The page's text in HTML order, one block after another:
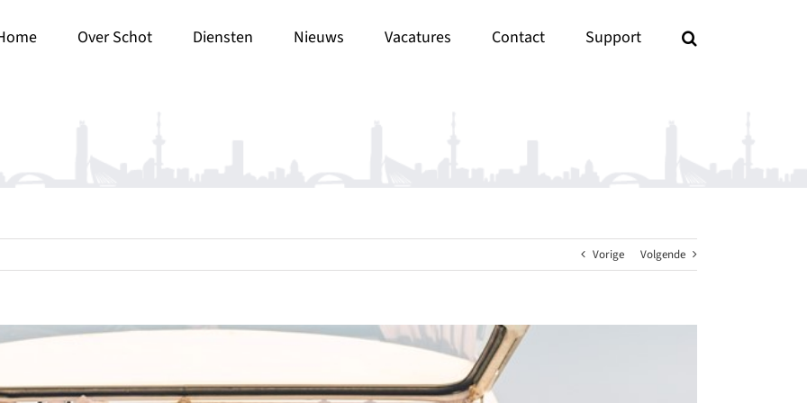
Over Schot Diensten Nieuws Vacatures Contact Support
Vorige Volgende